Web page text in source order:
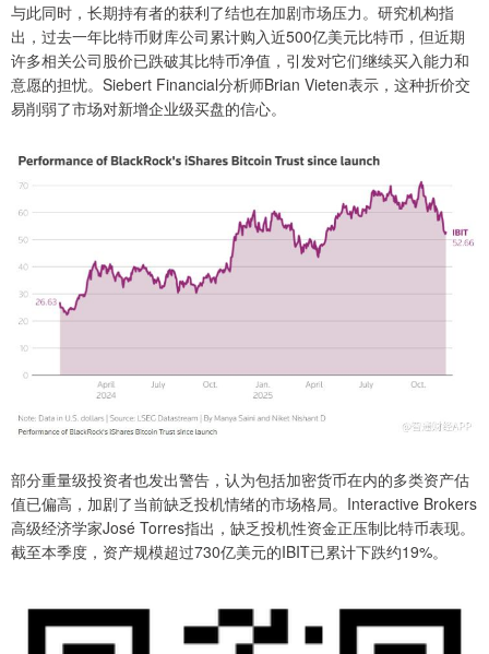
与此同时，长期持有者的获利了结也在加剧市场压力。研究机构指
出，过去一年比特币财库公司累计购入近500亿美元比特币，但近期
许多相关公司股价已跌破其比特币净值，引发对它们继续买入能力和
意愿的担忧。Siebert Financial分析师Brian Vieten表示，这种折价交
易削弱了市场对新增企业级买盘的信心。
部分重量级投资者也发出警告，认为包括加密货币在内的多类资产估
值已偏高，加剧了当前缺乏投机情绪的市场格局。Interactive Brokers
高级经济学家José Torres指出，缺乏投机性资金正压制比特币表现。
截至本季度，资产规模超过730亿美元的IBIT已累计下跌约19%。